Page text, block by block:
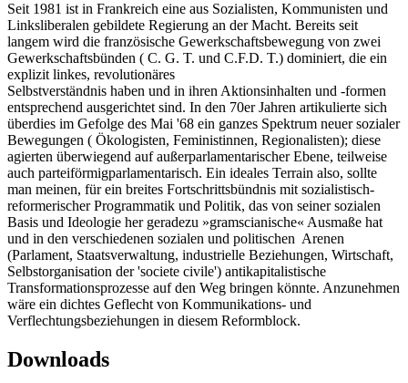
Seit 1981 ist in Frankreich eine aus Sozialisten, Kommunisten und
Linksliberalen gebildete Regierung an der Macht. Bereits seit
langem wird die französische Gewerkschaftsbewegung von zwei
Gewerkschaftsbünden ( C. G. T. und C.F.D. T.) dominiert, die ein
explizit linkes, revolutionäres
Selbstverständnis haben und in ihren Aktionsinhalten und -formen
entsprechend ausgerichtet sind. In den 70er Jahren artikulierte sich
überdies im Gefolge des Mai '68 ein ganzes Spektrum neuer sozialer
Bewegungen ( Ökologisten, Feministinnen, Regionalisten); diese
agierten überwiegend auf außerparlamentarischer Ebene, teilweise
auch parteiförmigparlamentarisch. Ein ideales Terrain also, sollte
man meinen, für ein breites Fortschrittsbündnis mit sozialistisch-
reformerischer Programmatik und Politik, das von seiner sozialen
Basis und Ideologie her geradezu »gramscianische« Ausmaße hat
und in den verschiedenen sozialen und politischen Arenen
(Parlament, Staatsverwaltung, industrielle Beziehungen, Wirtschaft,
Selbstorganisation der 'societe civile') antikapitalistische
Transformationsprozesse auf den Weg bringen könnte. Anzunehmen
wäre ein dichtes Geflecht von Kommunikations- und
Verflechtungsbeziehungen in diesem Reformblock.
Downloads